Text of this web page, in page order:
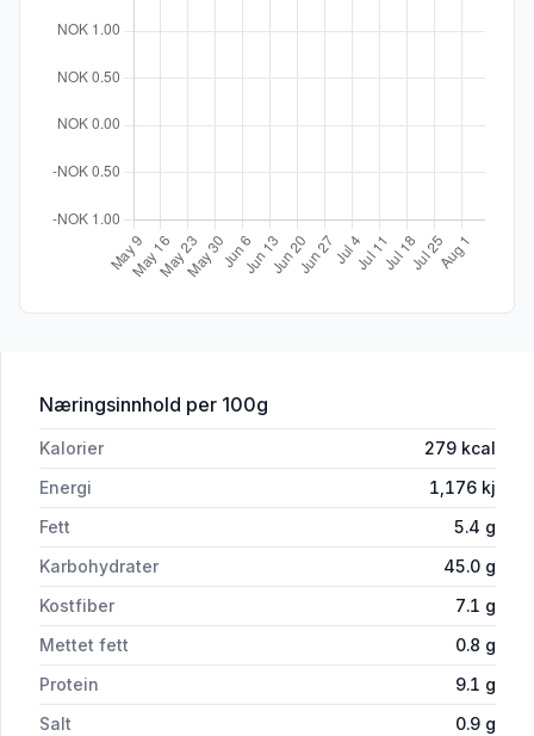
Næringsinnhold for 'Coop Fullkornwraps 370g'
per 100g
Kalorier 279 kcal
Energi
1,176 kj
Fett
5.4 g
Karbohydrater
45.0 g
Kostfiber
7.1 g
Mettet fett
0.8 g
Protein
9.1 g
Salt
0.9 g